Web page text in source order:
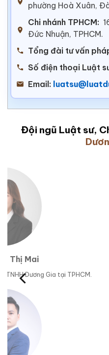
phường Hoà Xuân,
Chi nhánh TPHCM:
Đức Nhuận, TPHCM.
Tổng đài tư vấn
Số điện thoại Luật
Email:
Đội ngũ Luật sư,
Nguyên Kiểm sát viên Viện